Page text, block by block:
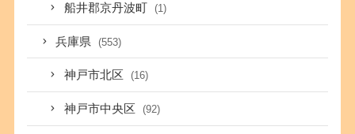
船井郡京丹波町 (1)
兵庫県 (553)
神戸市北区 (16)
神戸市中央区 (92)